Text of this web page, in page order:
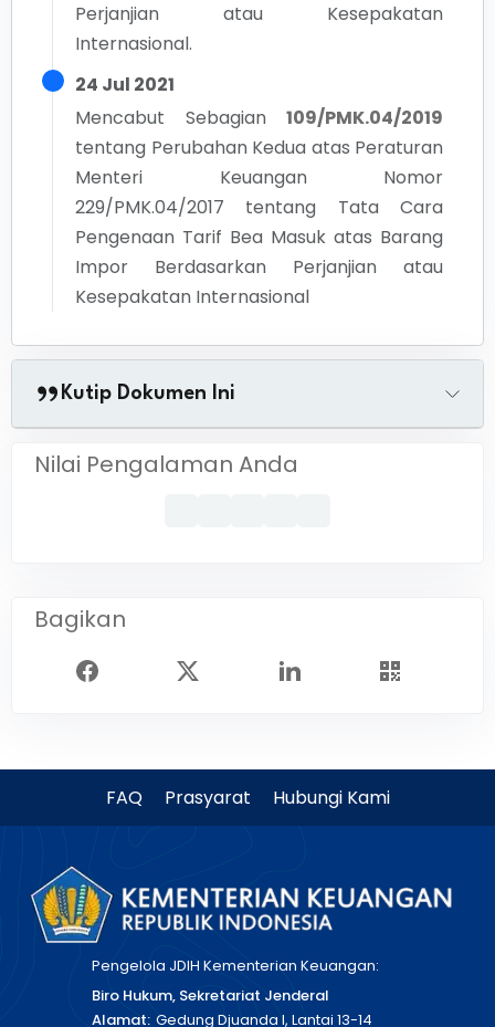
Perjanjian atau Kesepakatan
Internasional.
24 Jul 2021
Mencabut Sebagian 109/PMK.04/2019
tentang Perubahan Kedua atas Peraturan
Menteri Keuangan Nomor
229/PMK.04/2017 tentang Tata Cara
Pengenaan Tarif Bea Masuk atas Barang
Impor Berdasarkan Perjanjian atau
Kesepakatan Internasional
Kutip Dokumen Ini
Nilai Pengalaman Anda
Bagikan
FAQ Prasyarat Hubungi Kami
Pengelola JDIH Kementerian Keuangan:
Biro Hukum, Sekretariat Jenderal
Alamat: Gedung Djuanda I, Lantai 13-14